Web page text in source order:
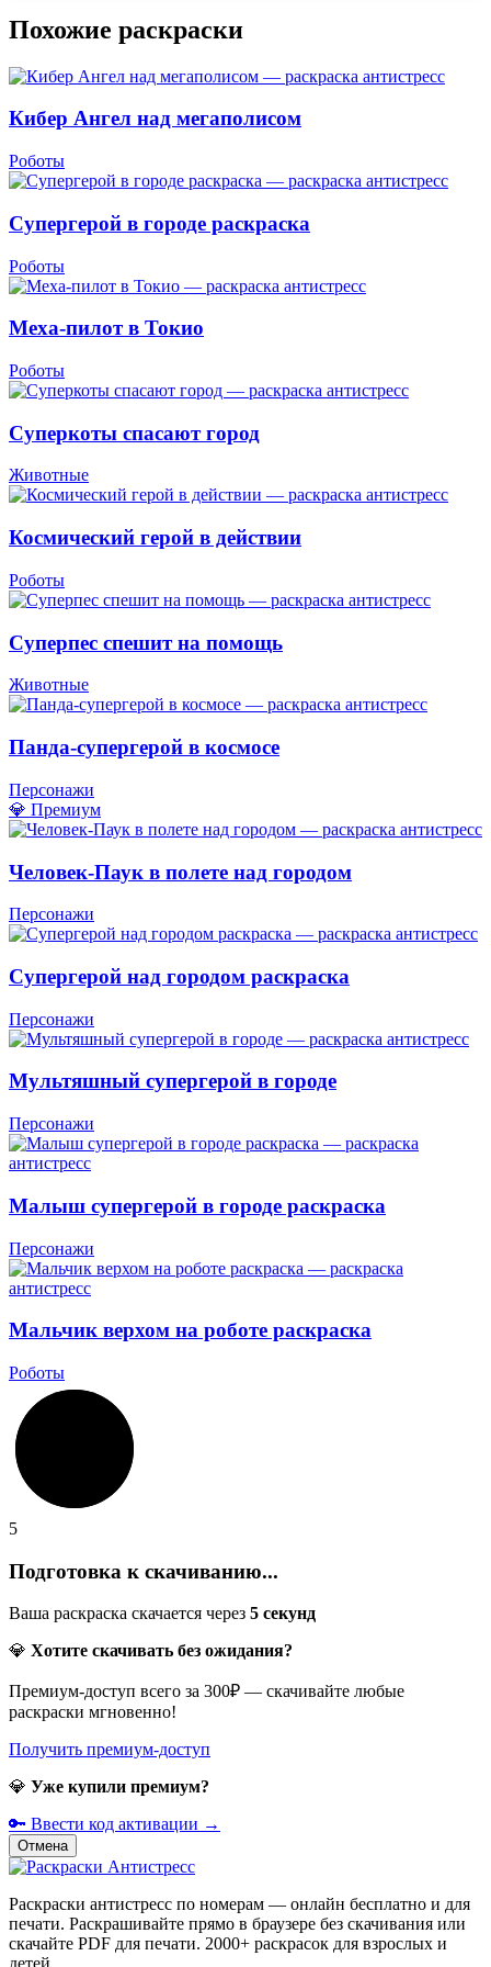
Похожие раскраски
Кибер Ангел над мегаполисом
Роботы
Супергерой в городе раскраска
Роботы
Меха-пилот в Токио
Роботы
Суперкоты спасают город
Животные
Космический герой в действии
Роботы
Суперпес спешит на помощь
Животные
Панда-супергерой в космосе
Персонажи
💎 Премиум
Человек-Паук в полете над городом
Персонажи
Супергерой над городом раскраска
Персонажи
Мультяшный супергерой в городе
Персонажи
Малыш супергерой в городе раскраска
Персонажи
Мальчик верхом на роботе раскраска
Роботы
5
Подготовка к скачиванию...
Ваша раскраска скачается через 5 секунд
💎 Хотите скачивать без ожидания?
Премиум-доступ всего за 300₽ — скачивайте любые
раскраски мгновенно!
Получить премиум-доступ
💎 Уже купили премиум?
🔑 Ввести код активации →
Отмена
Раскраски антистресс по номерам — онлайн бесплатно и для
печати. Раскрашивайте прямо в браузере без скачивания или
скачайте PDF для печати. 2000+ раскрасок для взрослых и